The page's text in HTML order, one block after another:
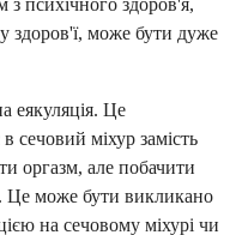
здоров'ї, може бути дуже
еякуляція. Це
сечовий міхур замість
оргазм, але побачити
Це може бути викликано
на сечовому міхурі чи